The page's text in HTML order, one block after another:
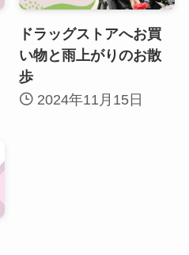
ドラッグストアへお買
い物と雨上がりのお散
歩
2024年11月15日